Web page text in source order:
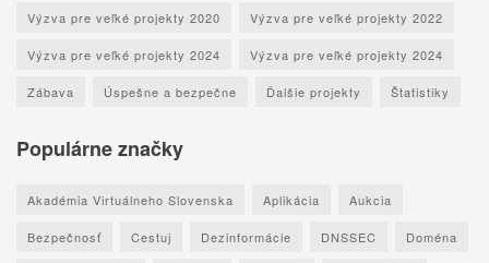
Výzva pre veľké projekty 2020 Výzva pre veľké projekty 2022
Výzva pre veľké projekty 2024 Výzva pre veľké projekty 2024
Zábava Úspešne a bezpečne Ďalšie projekty Štatistiky
Populárne značky
Akadémia Virtuálneho Slovenska Aplikácia Aukcia
Bezpečnosť Cestuj Dezinformácie DNSSEC Doména